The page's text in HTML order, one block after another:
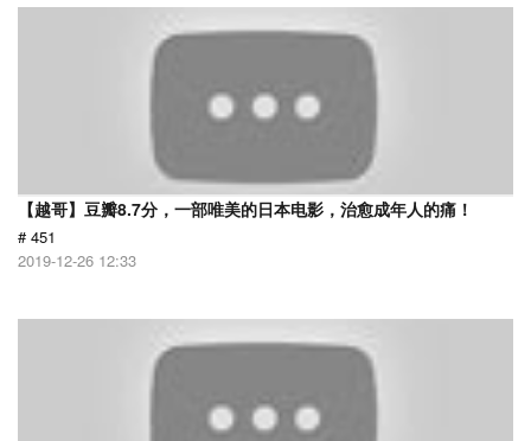
【越哥】豆瓣8.7分，一部唯美的日本电影，治愈成年人的痛！
# 451
2019-12-26 12:33